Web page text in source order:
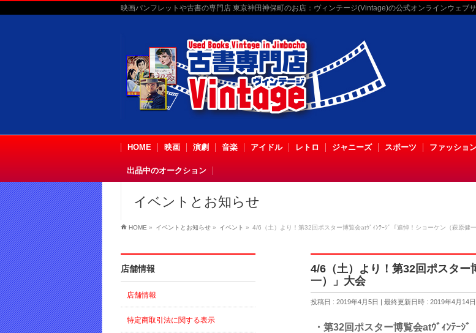
映画パンフレットや古書の専門店 東京神田神保町のお店：ヴィンテージ(Vintage)の公式オンラインウェブ
HOME 映画 演劇 音楽 アイドル レトロ ジャニーズ スポーツ ファッショ
出品中のオークション
イベントとお知らせ
HOME » イベントとお知らせ » イベント » 4/6（土）より！第32回ポスター博覧会atｳﾞｨﾝﾃｰｼﾞ「追悼！ショーケン（萩原健
4/6（土）より！第32回ポスター
一）」大会
投稿日 : 2019年4月5日 最終更新日時 : 2019年4月14日
・第32回ポスター博覧会atｳﾞｨﾝﾃｰｼ
店舗情報
店舗情報
特定商取引法に関する表示